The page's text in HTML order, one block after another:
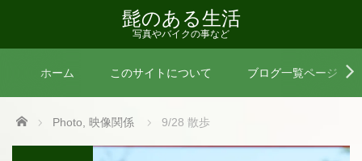
髭のある生活
写真やバイクの事など
ホーム このサイトについて ブログ一覧ページ
Home Photo 映像関係 9/28 散歩